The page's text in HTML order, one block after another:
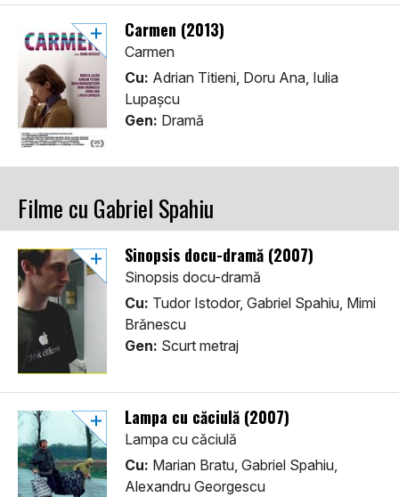
Carmen (2013)
Carmen
Cu: Adrian Titieni, Doru Ana, Iulia
Lupașcu
Gen: Dramă
Filme cu Gabriel Spahiu
Sinopsis docu-dramă (2007)
Sinopsis docu-dramă
Cu: Tudor Istodor, Gabriel Spahiu, Mimi
Brănescu
Gen: Scurt metraj
Lampa cu căciulă (2007)
Lampa cu căciulă
Cu: Marian Bratu, Gabriel Spahiu,
Alexandru Georgescu